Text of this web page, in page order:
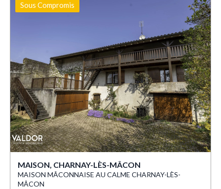
Sous Compromis
MAISON, CHARNAY-LÈS-MÂCON
MAISON MÂCONNAISE AU CALME CHARNAY-LÈS-
MÂCON